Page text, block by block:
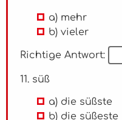
a) mehr
b) vieler
Richtige Antwort:
11. süß
a) die süßste
b) die süßeste